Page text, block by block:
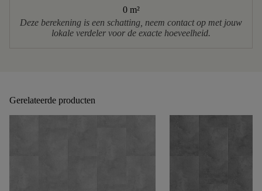
0 m²
Deze berekening is een schatting, neem contact op met jouw
lokale verdeler voor de exacte hoeveelheid.
Gerelateerde producten